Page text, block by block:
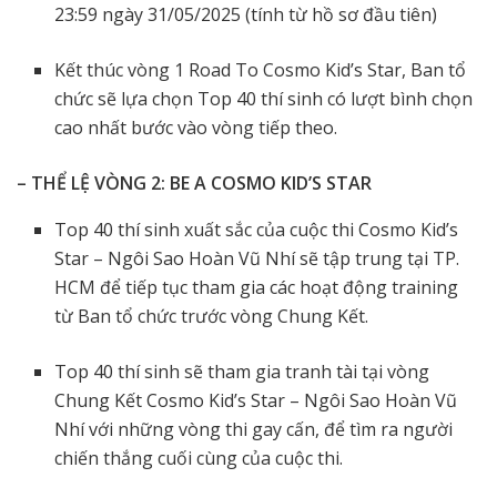
23:59 ngày 31/05/2025 (tính từ hồ sơ đầu tiên)
Kết thúc vòng 1 Road To Cosmo Kid’s Star, Ban tổ
chức sẽ lựa chọn Top 40 thí sinh có lượt bình chọn
cao nhất bước vào vòng tiếp theo.
– THỂ LỆ VÒNG 2: BE A COSMO KID’S STAR
Top 40 thí sinh xuất sắc của cuộc thi Cosmo Kid’s
Star – Ngôi Sao Hoàn Vũ Nhí sẽ tập trung tại TP.
HCM để tiếp tục tham gia các hoạt động training
từ Ban tổ chức trước vòng Chung Kết.
Top 40 thí sinh sẽ tham gia tranh tài tại vòng
Chung Kết Cosmo Kid’s Star – Ngôi Sao Hoàn Vũ
Nhí với những vòng thi gay cấn, để tìm ra người
chiến thắng cuối cùng của cuộc thi.